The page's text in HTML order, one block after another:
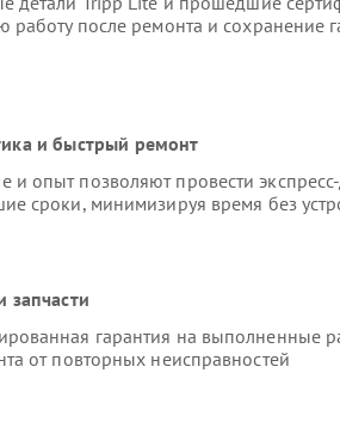
работу после ремонта и сохранение
и быстрый ремонт
опыт позволяют провести экспресс-
сроки, минимизируя время без
запчасти
гарантия на выполненные
от повторных неисправностей